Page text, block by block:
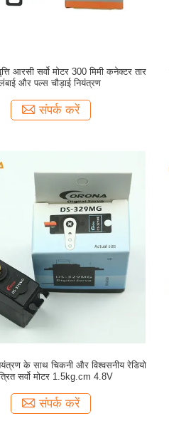
आरसी सर्वो मोटर 300 मिमी कनेक्टर तार
और पल्स चौड़ाई नियंत्रण
संपर्क करें
के साथ चिकनी और विश्वसनीय रेडियो
सर्वो मोटर 1.5kg.cm 4.8V
संपर्क करें